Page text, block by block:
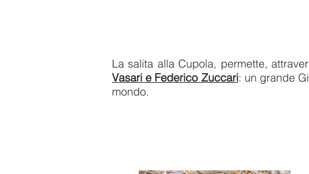
La salita alla Cupola, permette,
Vasari e Federico Zuccari: un grande
mondo.